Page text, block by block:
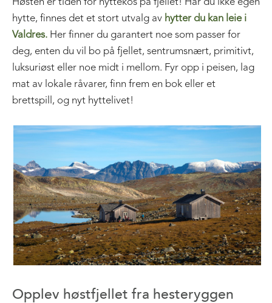
Høsten er tiden for hyttekos på fjellet! Har du ikke egen
hytte, finnes det et stort utvalg av hytter du kan leie i
Valdres. Her finner du garantert noe som passer for
deg, enten du vil bo på fjellet, sentrumsnært, primitivt,
luksuriøst eller noe midt i mellom. Fyr opp i peisen, lag
mat av lokale råvarer, finn frem en bok eller et
brettspill, og nyt hyttelivet!
Opplev høstfjellet fra hesteryggen